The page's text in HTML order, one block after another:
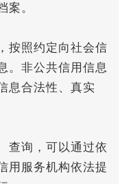
案。
按照约定向社会信
。非公共信用信息
息合法性、真实
查询，可以通过依
用服务机构依法提